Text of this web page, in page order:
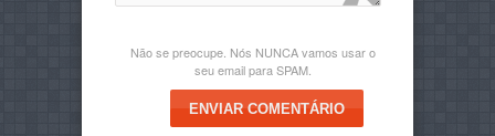
Não se preocupe. Nós NUNCA vamos usar o
seu email para SPAM.
ENVIAR COMENTÁRIO